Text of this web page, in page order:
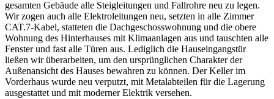
gesamten Gebäude alle Steigleitungen und Fallrohre neu zu legen.
Wir zogen auch alle Elektroleitungen neu, setzten in alle Zimmer
CAT.7-Kabel, statteten die Dachgeschosswohnung und die obere
Wohnung des Hinterhauses mit Klimaanlagen aus und tauschten alle
Fenster und fast alle Türen aus. Lediglich die Hauseingangstür
ließen wir überarbeiten, um den ursprünglichen Charakter der
Außenansicht des Hauses bewahren zu können. Der Keller im
Vorderhaus wurde neu verputzt, mit Metalabteilen für die Lagerung
ausgestattet und mit moderner Elektrik versehen.